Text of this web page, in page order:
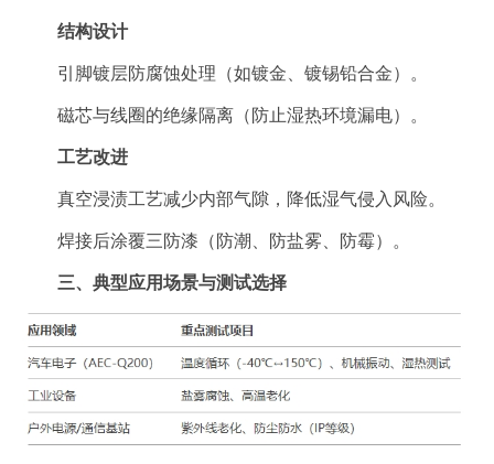
结构设计
引脚镀层防腐蚀处理（如镀金、镀锡铅合金）。
磁芯与线圈的绝缘隔离（防止湿热环境漏电）。
工艺改进
真空浸渍工艺减少内部气隙，降低湿气侵入风险。
焊接后涂覆三防漆（防潮、防盐雾、防霉）。
三、典型应用场景与测试选择